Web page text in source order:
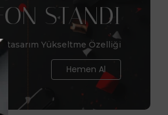
STANDI
tasarım Yükseltme Özelliği
Hemen Al